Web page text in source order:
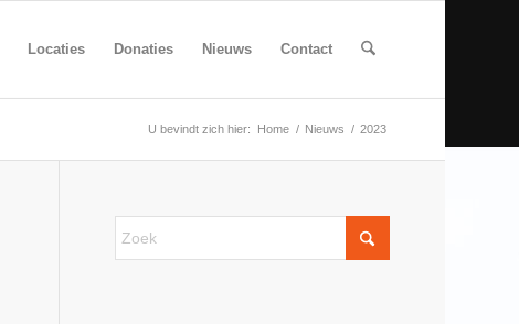
Locaties Donaties Nieuws Contact
U bevindt zich hier: Home / Nieuws / 2023